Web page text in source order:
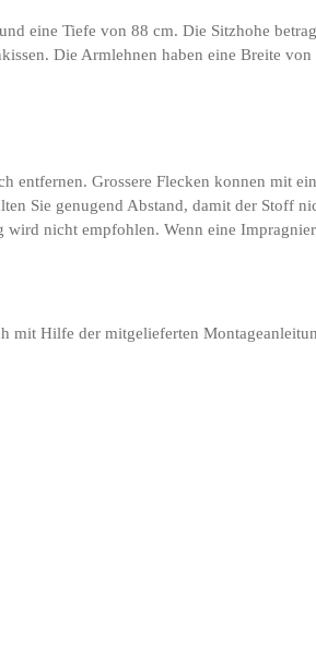
eine Tiefe von 88 cm. Die Sitzhohe
Die Armlehnen haben eine Breite
entfernen. Grossere Flecken konnen mit
Sie genugend Abstand, damit der Stoff
nicht empfohlen. Wenn eine
mit Hilfe der mitgelieferten